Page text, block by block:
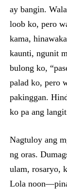
ay bangin.
loob ko, pero
kama,
kaunti, ngunit
bulong ko,
palad ko, pero
pakinggan.
ko pa ang
Nagtuloy ang
ng oras.
ulam, rosaryo,
Lola